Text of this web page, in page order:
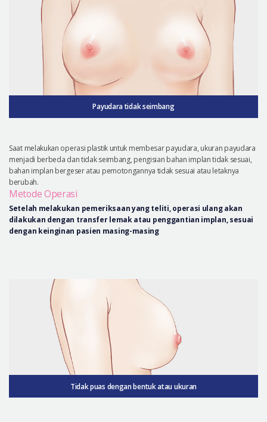
Payudara tidak seimbang
Saat melakukan operasi plastik untuk membesar payudara, ukuran payudara
menjadi berbeda dan tidak seimbang, pengisian bahan implan tidak sesuai,
bahan implan bergeser atau pemotongannya tidak sesuai atau letaknya
berubah.
Metode Operasi
Setelah melakukan pemeriksaan yang teliti, operasi ulang akan
dilakukan dengan transfer lemak atau penggantian implan, sesuai
dengan keinginan pasien masing-masing
Tidak puas dengan bentuk atau ukuran